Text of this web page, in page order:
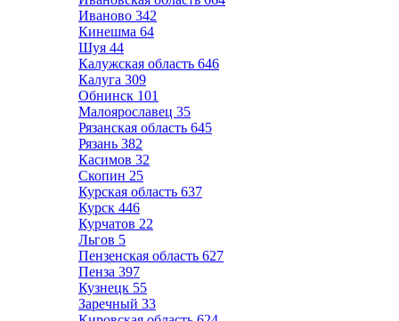
Иваново 342
Кинешма 64
Шуя 44
Калужская область 646
Калуга 309
Обнинск 101
Малоярославец 35
Рязанская область 645
Рязань 382
Касимов 32
Скопин 25
Курская область 637
Курск 446
Курчатов 22
Льгов 5
Пензенская область 627
Пенза 397
Кузнецк 55
Заречный 33